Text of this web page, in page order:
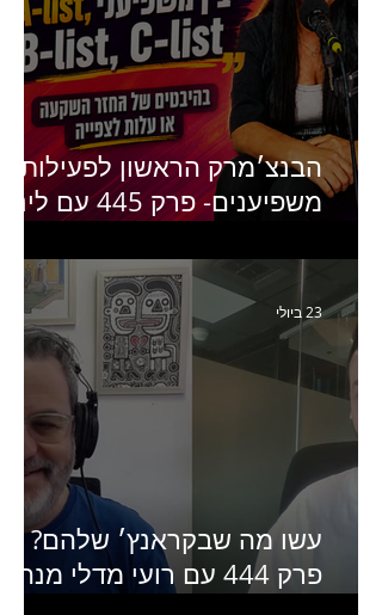
הבנצ׳מרק הראשון לפעילות
משפיענים- פרק 445 עם לינוי
Humanz ישראל
עשו מה שבקראנץ׳ שלהם?
פרק 444 עם רועי מדלי מנהל
23 ביולי